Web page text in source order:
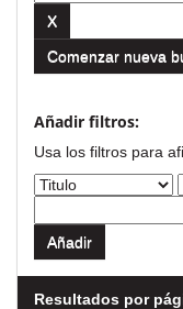
Comenzar nueva
Añadir filtros:
Usa los filtros para
Resultados por